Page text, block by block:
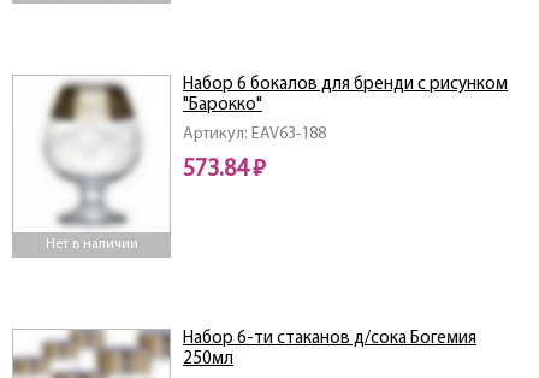
Нет в наличии
Артикул: EAV63-188
Набор 6 бокалов для бренди с рисунком
"Барокко"
573.84 ₽
Набор 6-ти стаканов д/сока Богемия
250мл